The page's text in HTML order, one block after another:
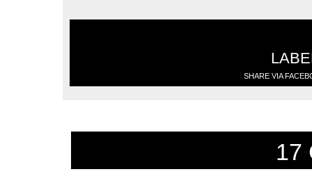
SHARE VIA
17